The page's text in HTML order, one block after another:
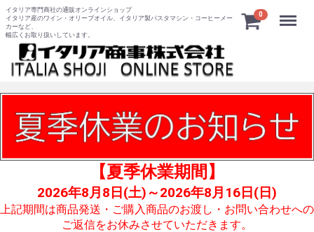
イタリア専門商社の通販オンラインショップ
イタリア産のワイン・オリーブオイル、イタリア製パスタマシン・コーヒーメー
カーなど、
幅広くお取り扱いしています。
0 Menu
【夏季休業期間】
2026年8月8日(土)～2026年8月16日(日)
上記期間は商品発送・ご購入商品のお渡し・お問い合わせへの
ご返信をお休みさせていただきます。